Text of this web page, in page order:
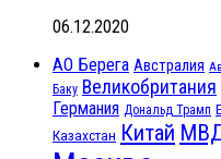
06.12.2020
АО Берега Австралия
Баку Великобритания
Германия Дональд Трамп
Казахстан Китай